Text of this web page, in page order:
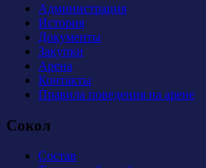
Администрация
История
Документы
Закупки
Арена
Контакты
Правила поведения на арене
Сокол
Состав